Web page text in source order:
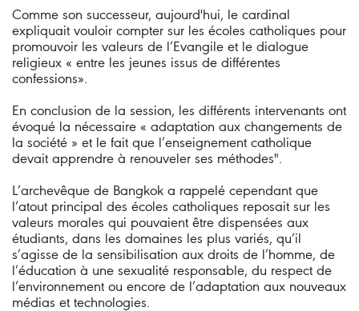
Comme son successeur, aujourd'hui, le cardinal
expliquait vouloir compter sur les écoles catholiques pour
promouvoir les valeurs de l’Evangile et le dialogue
religieux « entre les jeunes issus de différentes
confessions».
En conclusion de la session, les différents intervenants ont
évoqué la nécessaire « adaptation aux changements de
la société » et le fait que l’enseignement catholique
devait apprendre à renouveler ses méthodes".
L’archevêque de Bangkok a rappelé cependant que
l’atout principal des écoles catholiques reposait sur les
valeurs morales qui pouvaient être dispensées aux
étudiants, dans les domaines les plus variés, qu’il
s’agisse de la sensibilisation aux droits de l’homme, de
l’éducation à une sexualité responsable, du respect de
l’environnement ou encore de l’adaptation aux nouveaux
médias et technologies.